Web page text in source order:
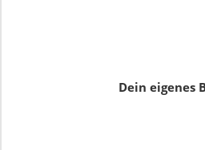
Dein eigenes